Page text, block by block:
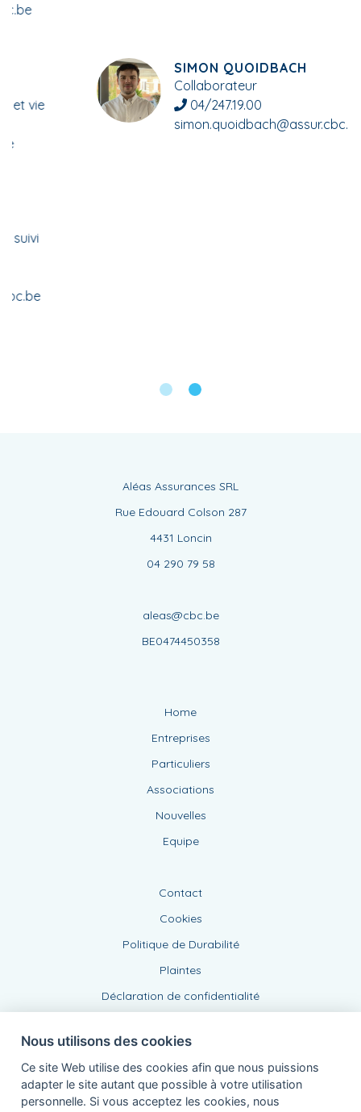
SIMON QUOIDBACH
Collaborateur
04/247.19.00
simon.quoidbach@assur.cbc.be
04 290 79 58
Home
Entreprises
Associations
Nouvelles
Cookies
de KBC Assurances sa
3000 Louvain - Belgique
TVA BE 0403.552.563 - RPR Louvain
Bene.be© 2026 tous droits réservés
Nous utilisons des cookies
Ce site Web utilise des cookies afin que nous puissions
adapter le site autant que possible à votre utilisation
personnelle. Si vous acceptez les cookies, nous